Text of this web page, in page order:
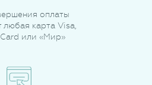
оплаты
любая карта Visa,
или «Мир»